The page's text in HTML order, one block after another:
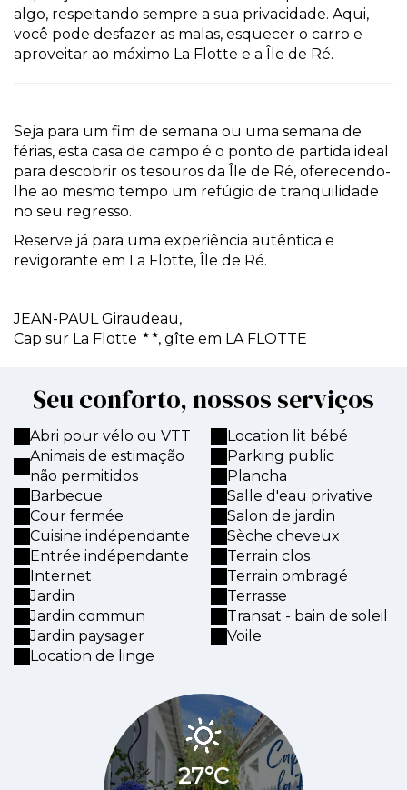
algo, respeitando sempre a sua privacidade. Aqui,
você pode desfazer as malas, esquecer o carro e
aproveitar ao máximo La Flotte e a Île de Ré.
Seja para um fim de semana ou uma semana de
férias, esta casa de campo é o ponto de partida ideal
para descobrir os tesouros da Île de Ré, oferecendo-
lhe ao mesmo tempo um refúgio de tranquilidade
no seu regresso.
Reserve já para uma experiência autêntica e
revigorante em La Flotte, Île de Ré.
JEAN-PAUL Giraudeau,
Cap sur La Flotte
, gîte em LA FLOTTE
Seu conforto, nossos serviços
Abri pour vélo ou VTT
Animais de estimação
não permitidos
Barbecue
Cour fermée
Cuisine indépendante
Entrée indépendante
Internet
Jardin
Jardin commun
Jardin paysager
Location de linge
Location lit bébé
Parking public
Plancha
Salle d'eau privative
Salon de jardin
Sèche cheveux
Terrain clos
Terrain ombragé
Terrasse
Transat - bain de soleil
Voile
27°C